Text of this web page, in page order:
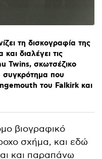
τη δισκογραφία της
και διαλέγει τις
Twins, σκωτσέζικο
συγκρότημα που
του Falkirk και
βιογραφικό
σχήμα, και εδώ
και παραπάνω